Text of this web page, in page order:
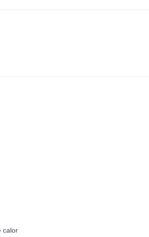
calor